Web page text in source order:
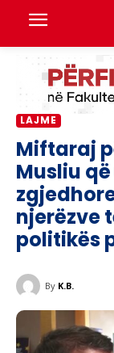
LAJME
Miftaraj
Musliu
njerëzve
politikës
By K.B.